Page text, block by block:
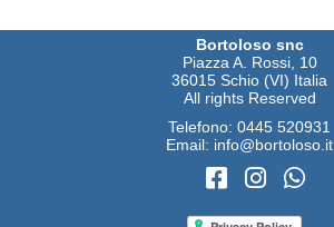
Bortoloso snc
Piazza A. Rossi, 10
36015 Schio (VI) Italia
All rights Reserved
Telefono: 0445 520931
Email: info@bortoloso.it